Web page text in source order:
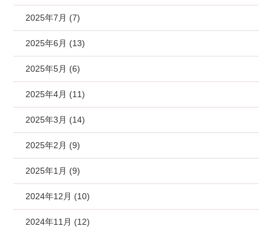
2025年7月 (7)
2025年6月 (13)
2025年5月 (6)
2025年4月 (11)
2025年3月 (14)
2025年2月 (9)
2025年1月 (9)
2024年12月 (10)
2024年11月 (12)